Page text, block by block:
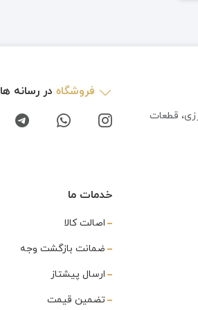
قطعات
فروشگاه در رسانه ها
خدمات ما
اصالت کالا
ضمانت بازگشت وجه
ارسال پیشتاز
تضمین قیمت